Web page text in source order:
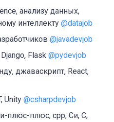
анализу данных,
интеллекту @datajob
@javadevjob
Flask @pydevjob
джаваскрипт, React,
Unity @csharpdevjob
плюс-плюс, cpp, Си, C,